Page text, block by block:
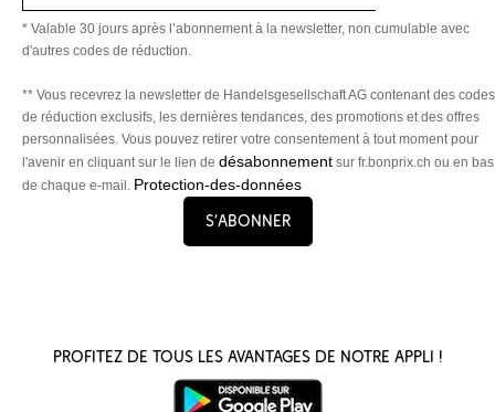
* Valable 30 jours après l’abonnement à la newsletter, non cumulable avec
d'autres codes de réduction.
** Vous recevrez la newsletter de Handelsgesellschaft AG contenant des codes
de réduction exclusifs, les dernières tendances, des promotions et des offres
personnalisées. Vous pouvez retirer votre consentement à tout moment pour
l'avenir en cliquant sur le lien de désabonnement sur fr.bonprix.ch ou en bas
de chaque e-mail. Protection-des-données
S’abonner
Profitez de tous les avantages de notre appli !